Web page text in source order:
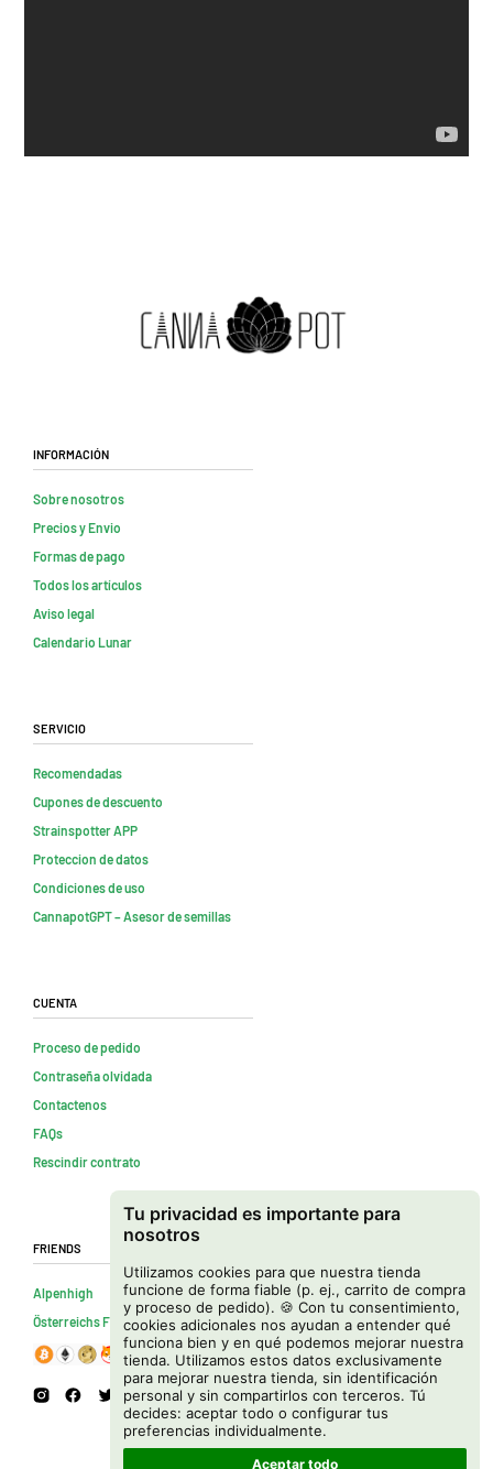
Tu privacidad es importante para
nosotros
Utilizamos cookies para que nuestra tienda
funcione de forma fiable (p. ej., carrito de compra
y proceso de pedido). 🍪 Con tu consentimiento,
cookies adicionales nos ayudan a entender qué
funciona bien y en qué podemos mejorar nuestra
tienda. Utilizamos estos datos exclusivamente
para mejorar nuestra tienda, sin identificación
personal y sin compartirlos con terceros. Tú
decides: aceptar todo o configurar tus
preferencias individualmente.
Aceptar todo
Información
Sobre nosotros
Precios y Envio
Formas de pago
Todos los artículos
Aviso legal
Calendario Lunar
Servicio
Recomendadas
Cupones de descuento
Strainspotter APP
Proteccion de datos
Condiciones de uso
CannapotGPT – Asesor de semillas
Cuenta
Proceso de pedido
Contraseña olvidada
Contactenos
FAQs
Rescindir contrato
Friends
Alpenhigh
Österreichs Firmenverzeichnis